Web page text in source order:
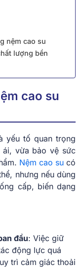
nệm cao su
lượng bền
cao su
yếu tố quan trọng
vừa bảo vệ sức
Nệm cao sucó
nhưng nếu dùng
cấp, biến dạng
đầu: Việc giữ
động lực quá
trì cảm giác thoải